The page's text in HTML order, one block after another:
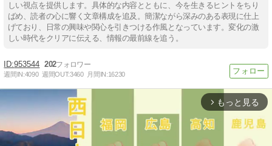
しい視点を提供します。具体的な内容とともに、今を生きるヒントをちり
ばめ、読者の心に響く文章構成を追及。簡潔ながら深みのある表現に仕上
げており、日常の興味や関心を引きつける作風となっています。変化の激
しい時代をクリアに伝える、情報の最前線を追う。
953544 202
週間IN:4090 週間OUT:3460 月間IN:16230
arrow_forward_ios もっと見る